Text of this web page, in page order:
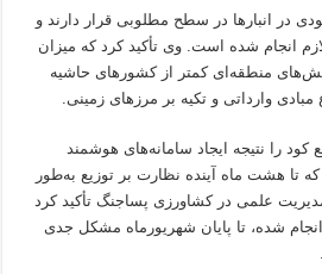
در انبارها در سطح مطلوبی قرار دارند و
انجام شده است. وی تأکید کرد که میزان
منطقه‌ای کمتر از کشورهای حاشیه
وارداتی و تکیه بر مرزهای زمینی.
کود را نتیجه ایجاد سامانه‌های هوشمند
تا هشت ماه آینده نظارت بر توزیع به‌طور
علمی در کشاورزی پساجنگ تأکید کرد
شده، تا پایان شهریورماه مشکل جدی